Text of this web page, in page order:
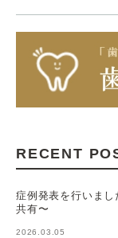
RECENT
症例発表を行いま
共有〜
2026.03.05